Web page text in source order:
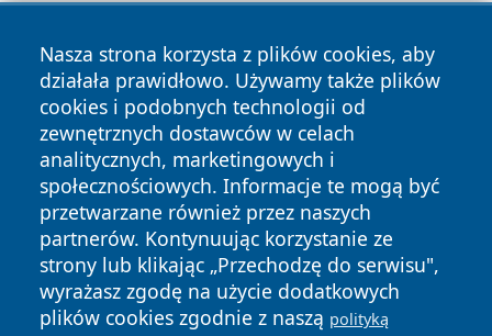
Nasza strona korzysta z plików cookies, aby
działała prawidłowo. Używamy także plików
cookies i podobnych technologii od
zewnętrznych dostawców w celach
analitycznych, marketingowych i
społecznościowych. Informacje te mogą być
przetwarzane również przez naszych
partnerów. Kontynuując korzystanie ze
strony lub klikając „Przechodzę do serwisu",
wyrażasz zgodę na użycie dodatkowych
plików cookies zgodnie z naszą polityką
Copyright © 2026 raciborski24.pl Wszystkie prawa
zastrzeżone.
News Autorzy
Polityka
Prywatności
Polityka
Cookies